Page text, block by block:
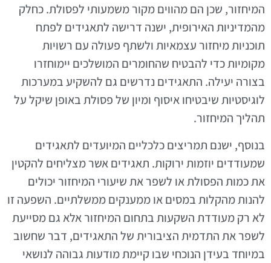
המיחזור, שכן הם מהווים מקור משמעותי לפסולת. כחלק
מהמדיניות האירופית, ישנה דרישה לתאגידים לפתח
תוכניות מיחזור עצמאיות ולשתף פעולה עם רשויות
מקומיות כדי להבטיח שהחומרים המושלכים יימוחזרו
בצורה יעילה. התאגידים נדרשים גם להשקיע במערכות
לוגיסטיות שיבטיחו איסוף ומיון של פסולת באופן שיקל על
תהליך המיחזור.
בנוסף, ישנם תמריצים כלכליים המיועדים לתאגידים
שמעודדים יוזמות ירוקות. תאגידים אשר מצליחים להקטין
את כמות הפסולת או לשפר את שיעורי המיחזור יכולים
להנות מהקלות במסים או ממענקים ממשלתיים. השפעה זו
לא רק מעודדת השקעות בתחום המיחזור אלא גם מסייעת
לשפר את התדמית הציבורית של התאגידים, דבר שחשוב
במיוחד בעידן הנוכחי שבו קיימת מודעות גבוהה לנושאי